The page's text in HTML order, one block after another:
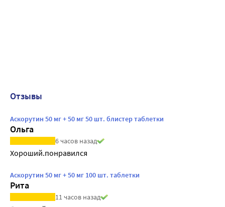
Отзывы
Аскорутин 50 мг + 50 мг 50 шт. блистер таблетки
Ольга
6 часов назад
Хороший.понравился
Аскорутин 50 мг + 50 мг 100 шт. таблетки
Рита
11 часов назад